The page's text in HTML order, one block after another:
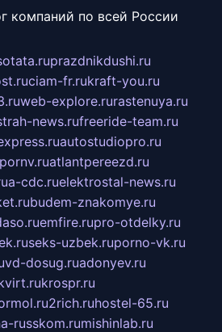
компаний по всей России
prazdnikdushi.ru
ciam-fr.rukraft-you.ru
web-explore.rurastenuya.ru
news.rufreeride-team.ru
autostudiopro.ru
pornv.ruatlantpereezd.ru
a-cdc.ruelektrostal-news.ru
budem-znakomye.ru
emfire.rupro-otdelky.ru
seks-uzbek.ruporno-vk.ru
vd-dosug.ruadonyev.ru
krospr.ru
2rich.ruhostel-65.ru
russkom.rumishinlab.ru